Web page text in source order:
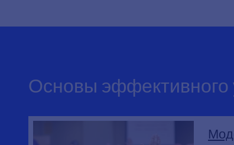
Основы эффективного